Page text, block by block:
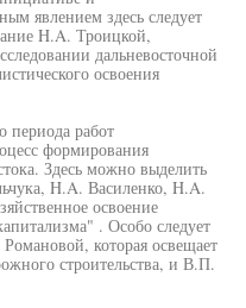
явлением здесь следует
H.A. Троицкой,
дальневосточной
освоения
периода работ
формирования
Здесь можно выделить
H.A. Василенко, H.A.
освоение
. Особо следует
которая освещает
строительства, и В.П.